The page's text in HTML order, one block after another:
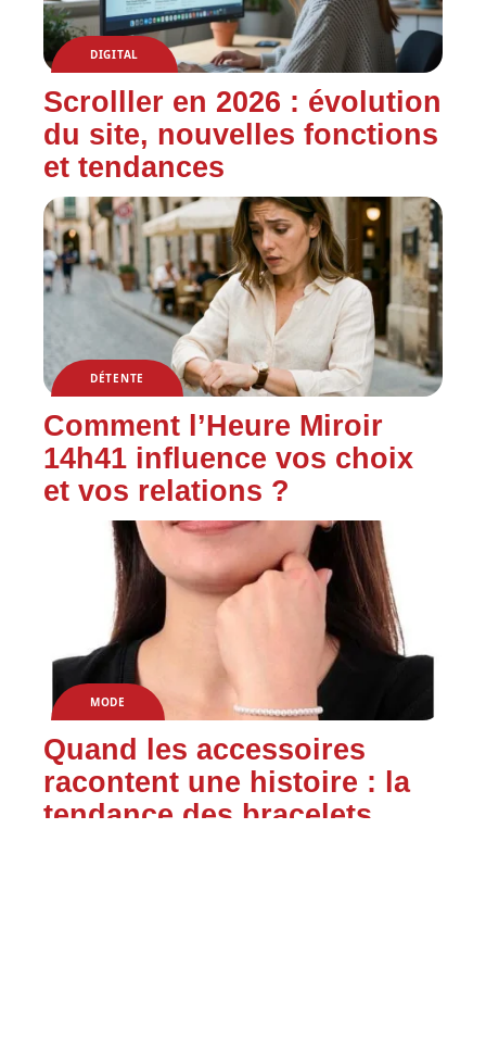
DIGITAL
Scrolller en 2026 : évolution
du site, nouvelles fonctions
et tendances
DÉTENTE
Comment l’Heure Miroir
14h41 influence vos choix
et vos relations ?
MODE
Quand les accessoires
racontent une histoire : la
tendance des bracelets